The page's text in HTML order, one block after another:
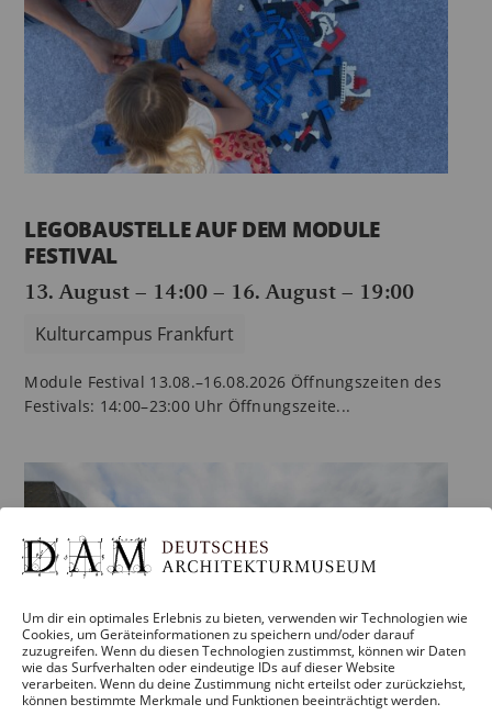
Um dir ein optimales Erlebnis zu bieten, verwenden wir Technologien wie
Cookies, um Geräteinformationen zu speichern und/oder darauf
zuzugreifen. Wenn du diesen Technologien zustimmst, können wir Daten
wie das Surfverhalten oder eindeutige IDs auf dieser Website
verarbeiten. Wenn du deine Zustimmung nicht erteilst oder zurückziehst,
können bestimmte Merkmale und Funktionen beeinträchtigt werden.
LEGOBAUSTELLE AUF DEM MODULE
FESTIVAL
13. August – 14:00– 16. August – 19:00
Kulturcampus Frankfurt
Module Festival 13.08.–16.08.2026 Öffnungszeiten des
Festivals: 14:00–23:00 Uhr Öffnungszeite...